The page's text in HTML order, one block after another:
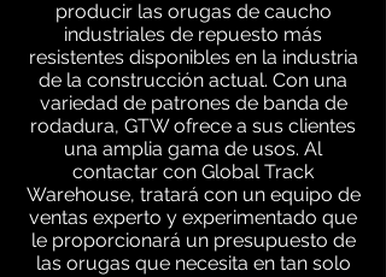
producir las orugas de caucho
industriales de repuesto más
resistentes disponibles en la industria
de la construcción actual. Con una
variedad de patrones de banda de
rodadura, GTW ofrece a sus clientes
una amplia gama de usos. Al
contactar con Global Track
Warehouse, tratará con un equipo de
ventas experto y experimentado que
le proporcionará un presupuesto de
las orugas que necesita en tan solo